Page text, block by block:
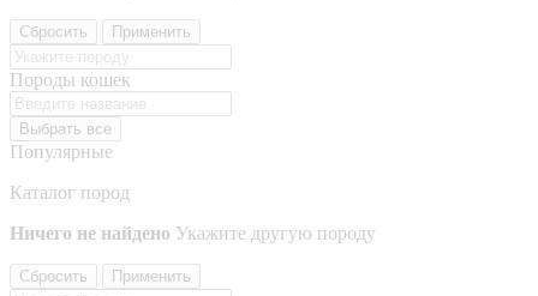
Сбросить Применить
Породы кошек
Выбрать все
Популярные
Каталог пород
Ничего не найдено Укажите другую породу
Сбросить Применить